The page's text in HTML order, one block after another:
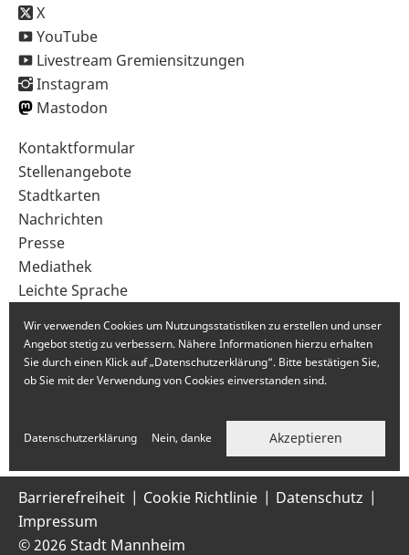
X
YouTube
Livestream Gremiensitzungen
Instagram
Mastodon
Sekundärnavigation
im
Fußbereich
Kontaktformular
Stellenangebote
Stadtkarten
Nachrichten
Presse
Mediathek
Leichte Sprache
Barrierefreiheit Cookie Richtlinie
Datenschutz
Impressum
© 2026 Stadt Mannheim
Wir verwenden Cookies um Nutzungsstatistiken zu erstellen und unser
Angebot stetig zu verbessern. Nähere Informationen hierzu erhalten
Sie durch einen Klick auf „Datenschutzerklärung“. Bitte bestätigen Sie,
ob Sie mit der Verwendung von Cookies einverstanden sind.
Datenschutzerklärung Nein, danke Akzeptieren